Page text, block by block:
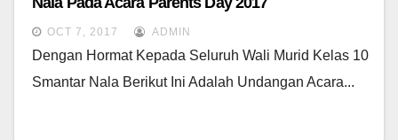
OCT 7, 2017 ADMIN
Dengan Hormat Kepada Seluruh Wali Murid Kelas 10
Smantar Nala Berikut Ini Adalah Undangan Acara...